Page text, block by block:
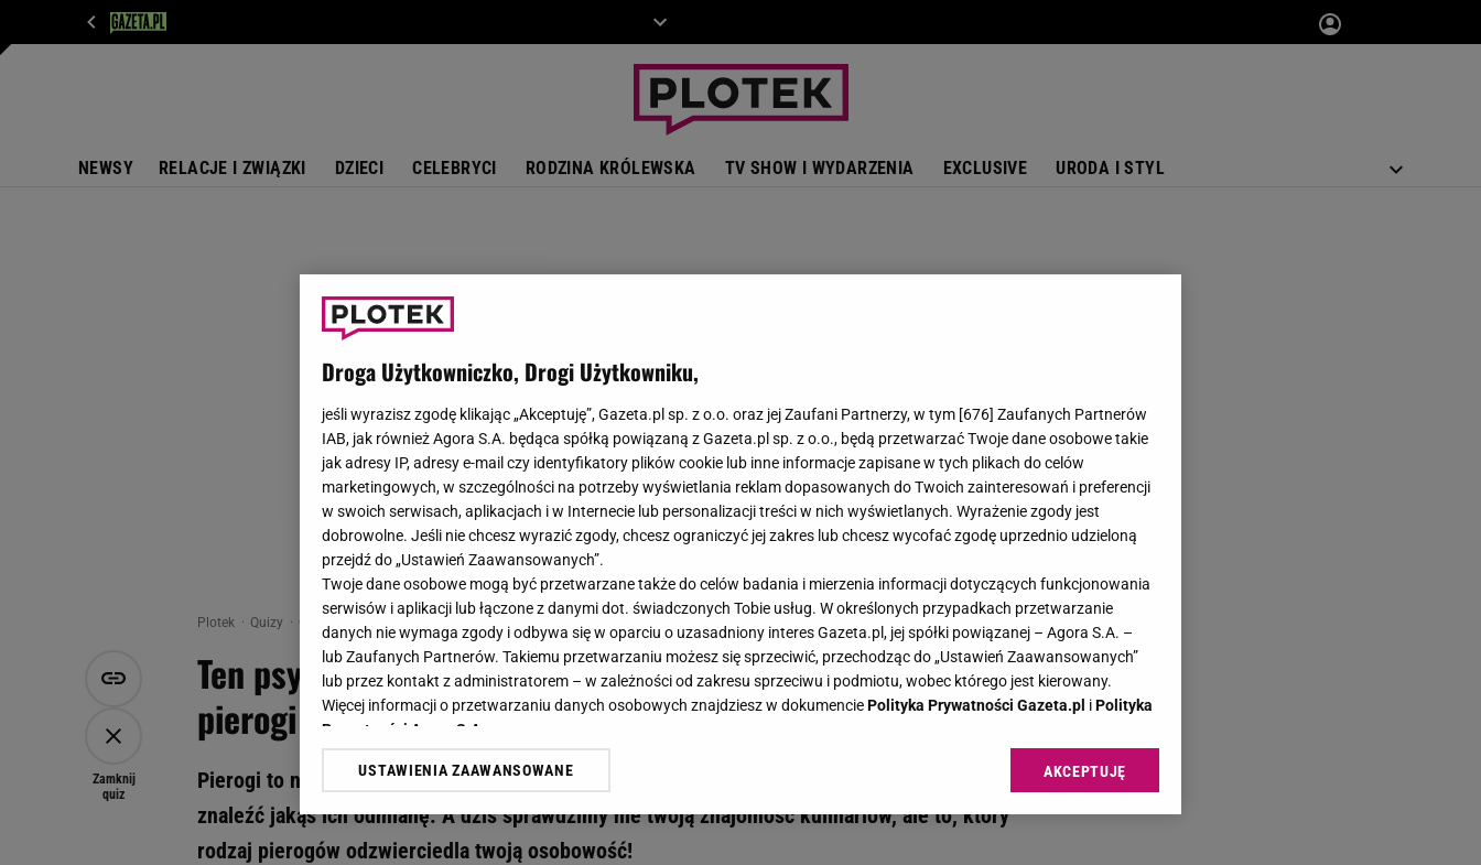
NEWSY RELACJE I ZWIĄZKI DZIECI CELEBRYCI RODZINA KRÓLEWSKA TV SHOW I WYDARZENIA EXCLUSIVE URODA I STYL
Plotek Quizy Quiz - Ten psychotest ujawni twoją prawdziwą twarz! Które pierogi wyrażają twoją osobowość? Przekonajmy się! - Gazeta.pl
Zamknij
quiz
Ten psychotest ujawni twoją prawdziwą twarz! Które
pierogi wyrażają twoją osobowość? Przekonajmy się!
Pierogi to nie tylko nasze danie narodowe. Praktycznie w każdej kuchni na świecie możemy
znaleźć jakąś ich odmianę. A dziś sprawdzimy nie twoją znajomość kulinariów, ale to, który
rodzaj pierogów odzwierciedla twoją osobowość!
Droga Użytkowniczko, Drogi Użytkowniku,
jeśli wyrazisz zgodę klikając „Akceptuję”, Gazeta.pl sp. z o.o. oraz jej Zaufani Partnerzy, w tym [676] Zaufanych Partnerów
IAB, jak również Agora S.A. będąca spółką powiązaną z Gazeta.pl sp. z o.o., będą przetwarzać Twoje dane osobowe takie
jak adresy IP, adresy e-mail czy identyfikatory plików cookie lub inne informacje zapisane w tych plikach do celów
marketingowych, w szczególności na potrzeby wyświetlania reklam dopasowanych do Twoich zainteresowań i preferencji
w swoich serwisach, aplikacjach i w Internecie lub personalizacji treści w nich wyświetlanych. Wyrażenie zgody jest
dobrowolne. Jeśli nie chcesz wyrazić zgody, chcesz ograniczyć jej zakres lub chcesz wycofać zgodę uprzednio udzieloną
przejdź do „Ustawień Zaawansowanych”.
Twoje dane osobowe mogą być przetwarzane także do celów badania i mierzenia informacji dotyczących funkcjonowania
serwisów i aplikacji lub łączone z danymi dot. świadczonych Tobie usług. W określonych przypadkach przetwarzanie
danych nie wymaga zgody i odbywa się w oparciu o uzasadniony interes Gazeta.pl, jej spółki powiązanej – Agora S.A. –
lub Zaufanych Partnerów. Takiemu przetwarzaniu możesz się sprzeciwić, przechodząc do „Ustawień Zaawansowanych”
lub przez kontakt z administratorem – w zależności od zakresu sprzeciwu i podmiotu, wobec którego jest kierowany.
Więcej informacji o przetwarzaniu danych osobowych znajdziesz w dokumenciePolityka Prywatności Gazeta.pl iPolityka
Prywatności Agora S.A.
Klikając „Akceptuję” wyrażasz też zgodę na zainstalowanie i przechowywanie plików cookie Gazeta.pl sp. z o.o., jej
dotyczące plików cookie, wywołując narzędzie do zarządzania twoimi preferencjami dot. przetwarzania danych poprzez
odnośnik „Ustawienia prywatności ” w stopce serwisu i przechodząc do „Ustawień Zaawansowanych”. Zmiana ustawień
USTAWIENIA ZAAWANSOWANE AKCEPTUJĘ